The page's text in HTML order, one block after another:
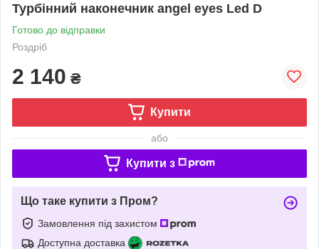
Турбінний наконечник angel eyes Led D
Готово до відправки
Роздріб
2 140 ₴
Купити
або
Купити з
Що таке купити з Пром?
Замовлення під захистом
Доступна доставка